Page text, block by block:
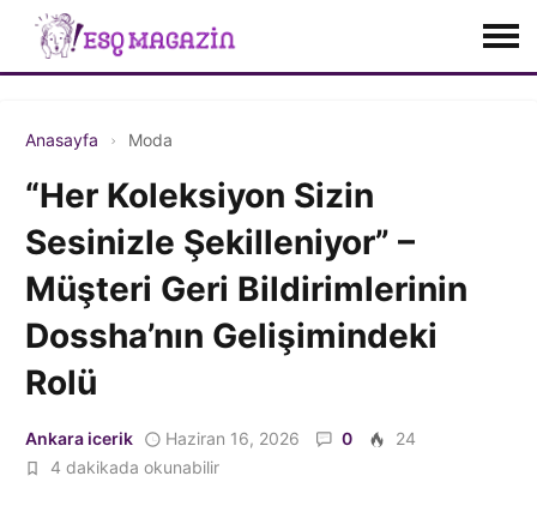
Anasayfa Moda
“Her Koleksiyon Sizin
Sesinizle Şekilleniyor” –
Müşteri Geri Bildirimlerinin
Dossha’nın Gelişimindeki
Rolü
Ankara icerik Haziran 16, 2026 0
24
4 dakikada okunabilir